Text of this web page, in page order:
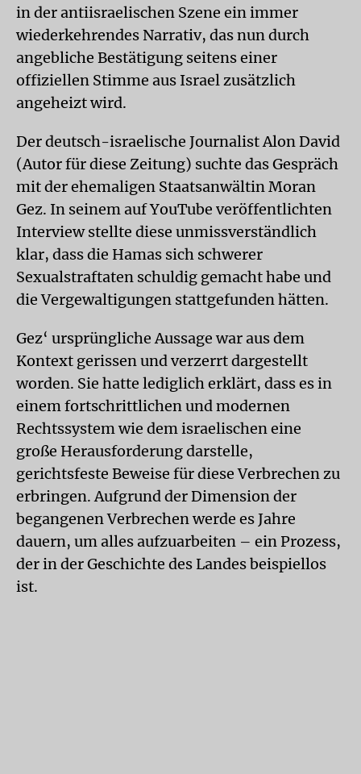
in der antiisraelischen Szene ein immer
wiederkehrendes Narrativ, das nun durch
angebliche Bestätigung seitens einer
offiziellen Stimme aus Israel zusätzlich
angeheizt wird.
Der deutsch-israelische Journalist Alon David
(Autor für diese Zeitung) suchte das Gespräch
mit der ehemaligen Staatsanwältin Moran
Gez. In seinem auf YouTube veröffentlichten
Interview stellte diese unmissverständlich
klar, dass die Hamas sich schwerer
Sexualstraftaten schuldig gemacht habe und
die Vergewaltigungen stattgefunden hätten.
Gez‘ ursprüngliche Aussage war aus dem
Kontext gerissen und verzerrt dargestellt
worden. Sie hatte lediglich erklärt, dass es in
einem fortschrittlichen und modernen
Rechtssystem wie dem israelischen eine
große Herausforderung darstelle,
gerichtsfeste Beweise für diese Verbrechen zu
erbringen. Aufgrund der Dimension der
begangenen Verbrechen werde es Jahre
dauern, um alles aufzuarbeiten – ein Prozess,
der in der Geschichte des Landes beispiellos
ist.